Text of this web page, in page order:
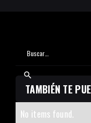
TAMBIÉN TE
No items found.